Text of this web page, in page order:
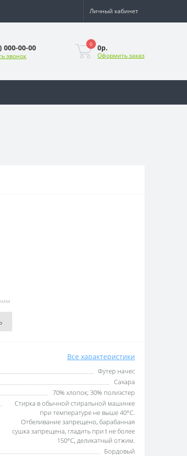
Личный кабинет
000-00-00
звонок
0 0р.
Оформить заказ
Все характеристики
Футер начес
Сахара
70% хлопок; 30% полиэстер
Стирка в обычной стиральной машинке
при температуре не выше 40°С.
Отбеливание запрещено, барабанная
сушка запрещена, гладить при t не более
150°С, деликатный отжим.
Бордовый